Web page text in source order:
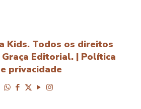
Kids. Todos os direitos
Editorial. | Política
privacidade